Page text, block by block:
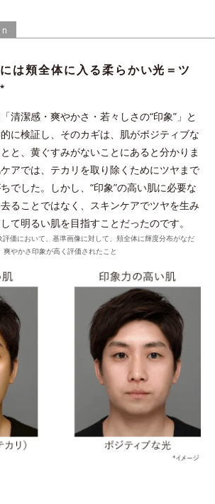
脂吸着能力がある“皮脂吸着微粒
炭を各2gとり、人工皮脂に滴下した際に吸油した量を
student t-test ＜ポーラ化成研究所調べ＞
（洗浄成分）
整える
チ膜
を形成し、ローションのうるお
整える。
（塩化ジメチルジアリルアンモニウム・アクリルア
与える
るおいキャッチ膜がローションのうる
し浸透
カルポン酸ビスエトキシジグリコール
たローションの膜に、クリームに配合
に帯電したダブルプロテクトパウダー
てなじむ。
ルグルタミン酸2Na、水酸化AI＝皮脂を吸着しうるお
は頬全体に入る柔らかい光＝ツ
*
清潔感・爽やかさ・若々しさの“印象”」と
的に検証し、そのカギは、肌がポジティブな
と、黄ぐすみがないことにあると分かりま
アでは、テカリを取り除くためにツヤまで
でした。しかし、“印象”の高い肌に必要な
ることではなく、スキンケアでツヤを生み
て明るい肌を目指すことだったのです。
価において、基準画像に対して、頬全体に輝度分布がなだ
やかさ印象が高く評価されたこと